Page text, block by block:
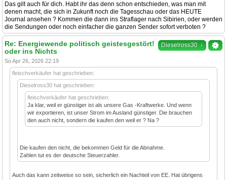
Das gilt auch für dich. Habt ihr das denn schon entschieden, was man mit
denen macht, die sich in Zukunft noch die Tagesschau oder das HEUTE
Journal ansehen ? Kommen die dann ins Straflager nach Sibirien, oder werden
die Sendungen oder noch einfacher die ganzen Sender sofort verboten ?
Dieselross30 ↓
Re: Energiewende politisch geistesgestört!
oder ins Nichts
So Apr 26, 2026 22:19
fleischverkäufer hat geschrieben:
Dieselross30 hat geschrieben:
fleischverkäufer hat geschrieben:
Ja klar, weil er günstiger ist als unsere Gas -Kraftwerke. Und wenn
wir exportieren, ist unser Strom im Ausland günstiger. Die brauchen
den auch nicht, sondern die kaufen den weil er ? Na ?
Die kaufen den nicht, die bekommen Geld für die Abnahme.
Zahlen tut es der deutsche Steuerzahler.
Auch das kann zeitweise so sein, sicherlich ein Nachteil von EE. Hat übrigens